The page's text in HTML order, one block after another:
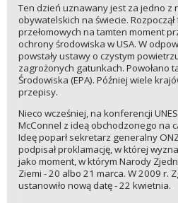
Ten dzień uznawany jest za jedno z
obywatelskich na świecie.
przełomowych na tamten moment
ochrony środowiska w USA. W
powstały ustawy o czystym
zagrożonych gatunkach. Powołano
Środowiska (EPA). Później wiele
przepisy.
Nieco wcześniej, na konferencji
McConnel z ideą obchodzonego na
Ideę poparł sekretarz generalny
podpisał proklamację, w której
jako moment, w którym Narody
Ziemi - 20 albo 21 marca. W 2009 r.
ustanowiło nową datę - 22 kwietnia.